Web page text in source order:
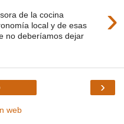
›
de la cocina
local y de esas
no deberíamos dejar
›
web